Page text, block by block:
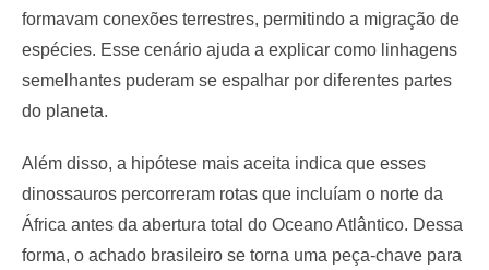
formavam conexões terrestres, permitindo a migração de
espécies. Esse cenário ajuda a explicar como linhagens
semelhantes puderam se espalhar por diferentes partes
do planeta.
Além disso, a hipótese mais aceita indica que esses
dinossauros percorreram rotas que incluíam o norte da
África antes da abertura total do Oceano Atlântico. Dessa
forma, o achado brasileiro se torna uma peça-chave para